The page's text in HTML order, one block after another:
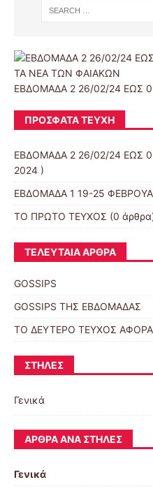
ΤΑ ΝΕΑ ΤΩΝ ΦΑΙΑΚΩΝ
ΕΒΔΟΜΑΔΑ 2 26/02/24 ΕΩΣ
ΠΡΌΣΦΑΤΑ ΤΕΎΧΗ
ΕΒΔΟΜΑΔΑ 2 26/02/24 ΕΩΣ
2024 )
ΕΒΔΟΜΑΔΑ 1 19-25
ΤΟ ΠΡΩΤΟ ΤΕΥΧΟΣ (0
ΤΕΛΕΥΤΑΊΑ ΆΡΘΡΑ
GOSSIPS
GOSSIPS ΤΗΣ ΕΒΔΟΜΑΔΑΣ
ΤΟ ΔΕΥΤΕΡΟ ΤΕΥΧΟΣ
ΣΤΉΛΕΣ
Γενικά
ΆΡΘΡΑ ΑΝΆ ΣΤΉΛΕΣ
Γενικά